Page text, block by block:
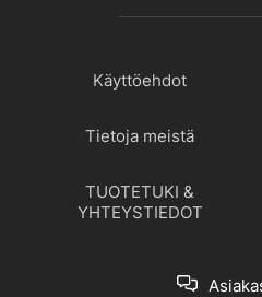
Käyttöehdot
Tietoja meistä
TUOTETUKI &
YHTEYSTIEDOT